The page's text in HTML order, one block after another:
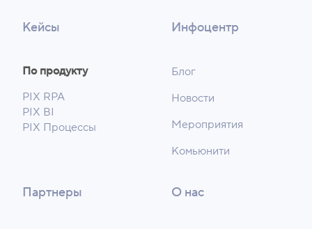
Кейсы
По продукту
PIX RPA
PIX BI
PIX Процессы
Инфоцентр
Блог
Новости
Мероприятия
Комьюнити
Партнеры О нас